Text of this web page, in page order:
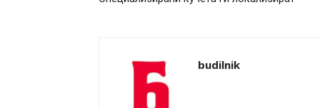
budilnik